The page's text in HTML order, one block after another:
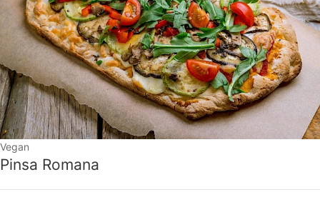
Vegan
Pinsa Romana